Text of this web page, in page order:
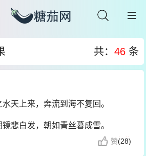
共： 46 条
天上来，奔流到海不复回。
悲白发，朝如青丝暮成雪。
，莫使金樽空对月。
赞(28)